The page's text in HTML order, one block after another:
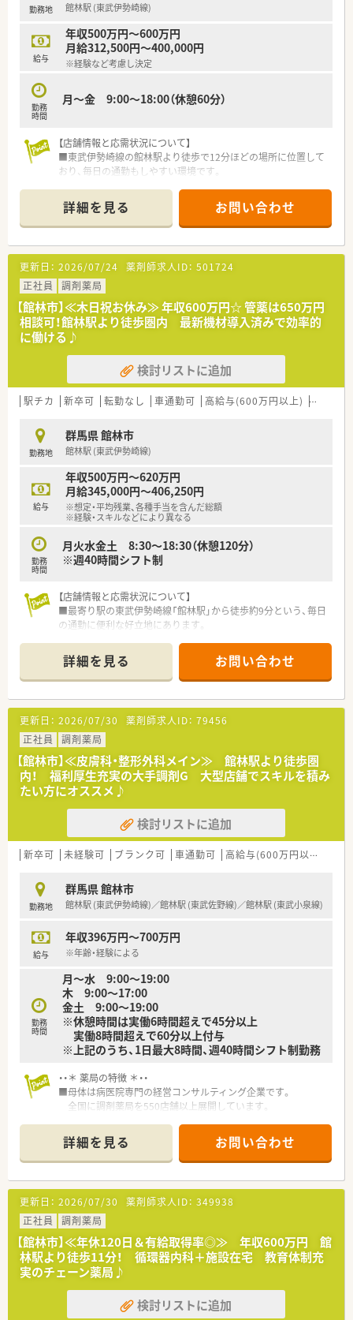
勤務地 館林駅 (東武伊勢崎線)
給与
年収500万円～600万円
月給312,500円～400,000円
※経験など考慮し決定
勤務
時間
月～金 9:00～18:00（休憩60分）
【店舗情報と応需状況について】
■東武伊勢崎線の館林駅より徒歩で12分ほどの場所に位置して
おり、毎日の通勤もしやすい環境です。
程度応需している調剤薬局です。
■現在は常勤の薬剤師が1名と非常勤の薬剤師が1名在籍してお
り、協力して業務を行っています。
【法人特徴について】
■群馬県を中心に東京や神奈川などの首都圏エリアにて、合計
39店舗を展開している安定企業です。
■調剤薬局の運営以外にも不動産やホテル事業などを手がけて
おり、多角的な経営を行っています。
■今後もM&Aなどを通じて店舗網の拡大を計画しており、成長
性と将来性を兼ね備えた法人です。
【求人情報について】
■希少な土日祝休みでありながら18時終業という好条件のた
め、プライベートを重視できます。
が可能であり、高待遇が期待できます。
■転居を伴う転勤は発生しないため、慣れ親しんだ地域で腰を据
えて長く働くことが可能です。
【勤務実態について】
■平日の営業時間は18時までとなっており、残業も少ないため
仕事後の時間を有効に使えます。
やすくリフレッシュしやすいです。
■近隣エリアに系列店舗が複数あるため、急な欠員が出た際もヘ
ルプ体制が整っており安心です。
詳細を見る お問い合わせ
更新日： 2026/07/24 薬剤師求人ID： 501724
正社員
調剤薬局
【館林市】≪木日祝お休み≫ 年収600万円☆ 管薬は650万円
相談可！館林駅より徒歩圏内 最新機材導入済みで効率的
に働ける♪
検討リストに追加
駅チカ 新卒可 転勤なし 車通勤可 高給与(600万円以上) 住宅補
勤務地
群馬県 館林市
館林駅 (東武伊勢崎線)
給与
年収500万円～620万円
月給345,000円～406,250円
※想定・平均残業、各種手当を含んだ総額
※経験・スキルなどにより異なる
勤務
時間
月火水金土 8:30～18:30（休憩120分）
※週40時間シフト制
【店舗情報と応需状況について】
■最寄り駅の東武伊勢崎線「館林駅」から徒歩約9分という、毎日
の通勤に便利な好立地にあります。
方箋枚数は約100枚です。
■薬剤師は常時3名、事務スタッフは2名という人員体制で、協力
しながら業務に取り組んでいます。
【募集背景と求める人物像について】
■今後の事業拡大とさらなる組織体制の強化を見据えて、定期的
に正社員の採用を行っています。
■これからのキャリア形成に意欲的で、積極的に新しい知識や業
務を吸収してくださる方を歓迎します。
■地域に根差して長く働きたいという思いがあり、患者様とのコ
ミュニケーションを大切にできる方を求めています。
【求人情報について】
■ご経験や能力を考慮し、勤務薬剤師として年収600万円までご
相談可能な高待遇の求人です。
ートの予定も立てやすい勤務体系です。
■住宅手当や退職金制度はもちろん、eラーニング補助などスキ
ルアップを支援する制度も整っています。
【想定される業務内容】
■保険調剤業務全般として、処方箋に基づく調剤、監査、そして
■施設在宅にも取り組んでいるため、外来の調剤業務に加えて在
宅医療の専門スキルも磨くことができます。
■対物業務の効率化と対人業務への注力を目的として、最新の調
剤機器の導入を積極的に推進しています。
詳細を見る お問い合わせ
更新日： 2026/07/30 薬剤師求人ID： 79456
正社員
調剤薬局
【館林市】≪皮膚科・整形外科メイン≫ 館林駅より徒歩圏
内！ 福利厚生充実の大手調剤G 大型店舗でスキルを積み
たい方にオススメ♪
検討リストに追加
新卒可 未経験可 ブランク可 車通勤可 高給与(600万円以上)
勤務地
群馬県 館林市
館林駅 (東武伊勢崎線)／館林駅 (東武佐野線)／館林駅 (東武小泉線)
給与
年収396万円～700万円
※年齢・経験による
勤務
時間
月〜水 9:00〜19:00
木 9:00〜17:00
金土 9:00〜19:00
※休憩時間は実働6時間超えで45分以上
実働8時間超えで60分以上付与
※上記のうち、1日最大8時間、週40時間シフト制勤務
・・＊ 薬局の特徴 ＊・・
■母体は病医院専門の経営コンサルティング企業です。
全国に調剤薬局を550店舗以上展開しています。
医療機器のリースなど幅広く事業を展開しております。
■電子薬歴・ピッキングサポートシステムを導入しています。
全店舗にて統一されています。
■「くるみんマーク」を取得しています。
「子育てサポート企業」として厚生労働大臣から認定を受けて
います。
詳細を見る お問い合わせ
更新日： 2026/07/30 薬剤師求人ID： 349938
正社員
調剤薬局
【館林市】≪年休120日＆有給取得率◎≫ 年収600万円 館
林駅より徒歩11分！ 循環器内科＋施設在宅 教育体制充
実のチェーン薬局♪
検討リストに追加